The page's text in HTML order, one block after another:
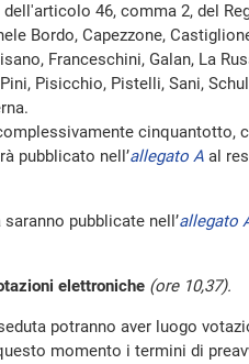
46, comma 2, del
Bordo, Capezzone,
Franceschini, Galan, La
Pisicchio, Pistelli, Sani,
cinquantotto,
pubblicato nell’allegato A al
pubblicate nell’allegato
elettroniche (ore 10,37).
potranno aver luogo
momento i termini di